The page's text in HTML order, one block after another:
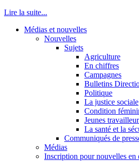
Lire la suite...
Médias et nouvelles
Nouvelles
Sujets
Agriculture
En chiffres
Campagnes
Bulletins
Politique
La justice sociale
Condition
Jeunes
La santé et la
Communiqués de
Médias
Inscription pour nouvelles en